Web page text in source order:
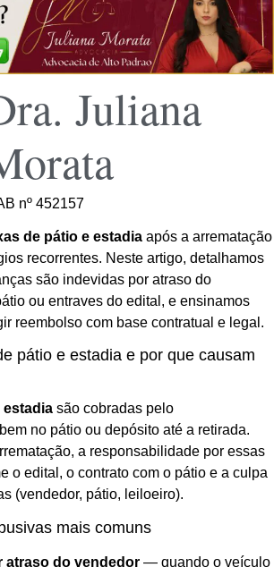
Juliana
nº 452157
de pátio e estadia após a arrematação
recorrentes. Neste artigo, detalhamos
são indevidas por atraso do
ou entraves do edital, e ensinamos
reembolso com base contratual e legal.
pátio e estadia e por que causam
estadia são cobradas pelo
no pátio ou depósito até a retirada.
a responsabilidade por essas
o edital, o contrato com o pátio e a culpa
(vendedor, pátio, leiloeiro).
mais comuns
atraso do vendedor — quando o veículo